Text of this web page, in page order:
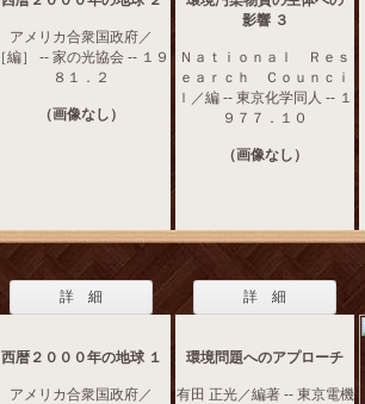
アメリカ合衆国政府／
［編］ -- 家の光協会 -- １９
８１．２
（画像なし）
影響 ３
Ｎａｔｉｏｎａｌ Ｒｅｓ
ｅａｒｃｈ Ｃｏｕｎｃｉ
ｌ／編 -- 東京化学同人 -- １
９７７．１０
（画像なし）
詳 細
西暦２０００年の地球 １
アメリカ合衆国政府／
詳 細
環境問題へのアプローチ
有田 正光／編著 -- 東京電機